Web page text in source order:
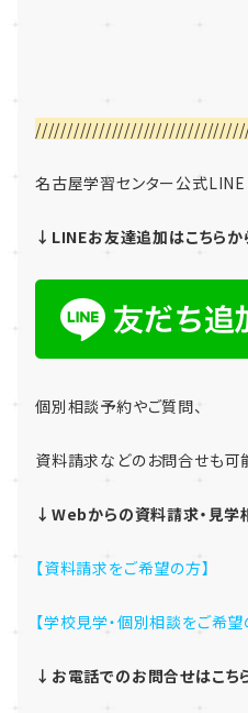
名古屋学習センター公式LINE
↓LINEお友達追加はこちらか
個別相談予約やご質問、
資料請求などのお問合せも可
↓Webからの資料請求・見学
【資料請求をご希望の方】
【学校見学・個別相談をご希望
↓お電話でのお問合せはこち